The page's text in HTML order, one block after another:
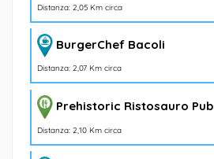
Distanza: 2,05 Km circa
BurgerChef Bacoli
Distanza: 2,07 Km circa
Prehistoric Ristosauro Pub
Distanza: 2,10 Km circa